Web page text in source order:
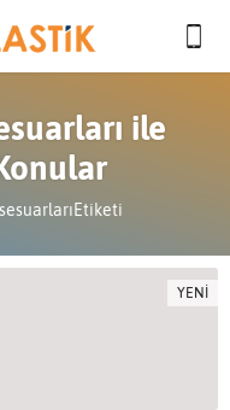
ile
YENİ